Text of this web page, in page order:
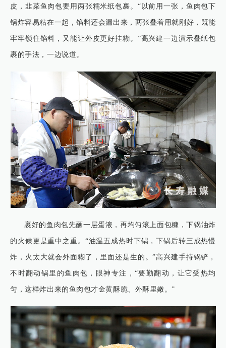
皮，韭菜鱼肉包要用两张糯米纸包裹。“以前用一张，鱼肉包下
锅炸容易粘在一起，馅料还会漏出来，两张叠着用就刚好，既能
牢牢锁住馅料，又能让外皮更好挂糊。”高兴建一边演示叠纸包
裹的手法，一边说道。
裹好的鱼肉包先蘸一层蛋液，再均匀滚上面包糠，下锅油炸
的火候更是重中之重。“油温五成热时下锅，下锅后转三成热慢
炸，火太大就会外面糊了，里面还是生的。”高兴建手持锅铲，
不时翻动锅里的鱼肉包，眼神专注，“要勤翻动，让它受热均
匀，这样炸出来的鱼肉包才金黄酥脆、外酥里嫩。”